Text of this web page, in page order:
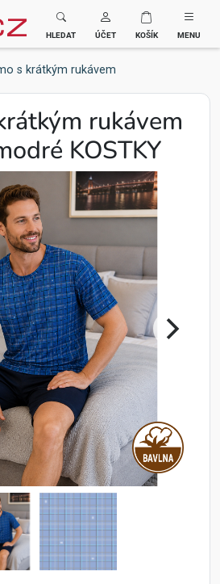
HLEDAT ÚČET KOŠÍK MENU
s krátkým rukávem
rukávem
KOSTKY